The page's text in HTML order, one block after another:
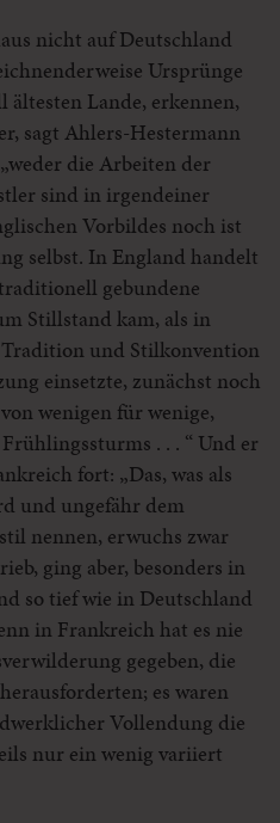
nicht auf Deutschland
Ursprünge
Lande, erkennen,
sagt Ahlers-Hestermann
die Arbeiten der
sind in irgendeiner
Vorbildes noch ist
selbst. In England handelt
gebundene
Stillstand kam, als in
und Stilkonvention
einsetzte, zunächst noch
wenigen für wenige,
. . . “ Und er
fort: „Das, was als
und ungefähr dem
nennen, erwuchs zwar
ging aber, besonders in
so tief wie in Deutschland
in Frankreich hat es nie
gegeben, die
es waren
Vollendung die
nur ein wenig variiert